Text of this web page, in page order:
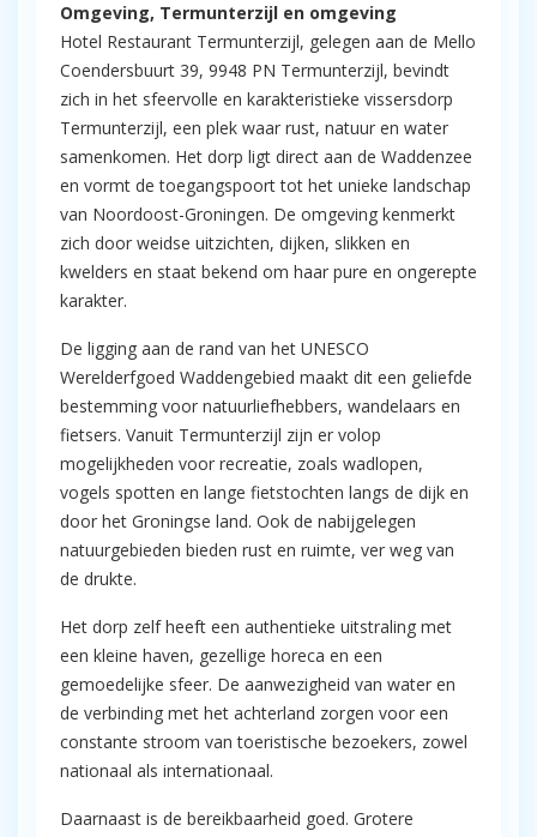
Omgeving, Termunterzijl en omgeving
Hotel Restaurant Termunterzijl, gelegen aan de Mello
Coendersbuurt 39, 9948 PN Termunterzijl, bevindt
zich in het sfeervolle en karakteristieke vissersdorp
Termunterzijl, een plek waar rust, natuur en water
samenkomen. Het dorp ligt direct aan de Waddenzee
en vormt de toegangspoort tot het unieke landschap
van Noordoost-Groningen. De omgeving kenmerkt
zich door weidse uitzichten, dijken, slikken en
kwelders en staat bekend om haar pure en ongerepte
karakter.
De ligging aan de rand van het UNESCO
Werelderfgoed Waddengebied maakt dit een geliefde
bestemming voor natuurliefhebbers, wandelaars en
fietsers. Vanuit Termunterzijl zijn er volop
mogelijkheden voor recreatie, zoals wadlopen,
vogels spotten en lange fietstochten langs de dijk en
door het Groningse land. Ook de nabijgelegen
natuurgebieden bieden rust en ruimte, ver weg van
de drukte.
Het dorp zelf heeft een authentieke uitstraling met
een kleine haven, gezellige horeca en een
gemoedelijke sfeer. De aanwezigheid van water en
de verbinding met het achterland zorgen voor een
constante stroom van toeristische bezoekers, zowel
nationaal als internationaal.
Daarnaast is de bereikbaarheid goed. Grotere